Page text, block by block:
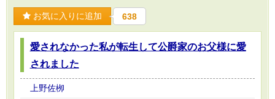
お気に入りに追加 638
愛されなかった私が転生して公爵家のお父様に愛
されました
上野佐栁